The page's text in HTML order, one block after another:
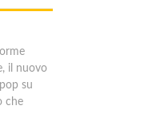
il nuovo
su
che